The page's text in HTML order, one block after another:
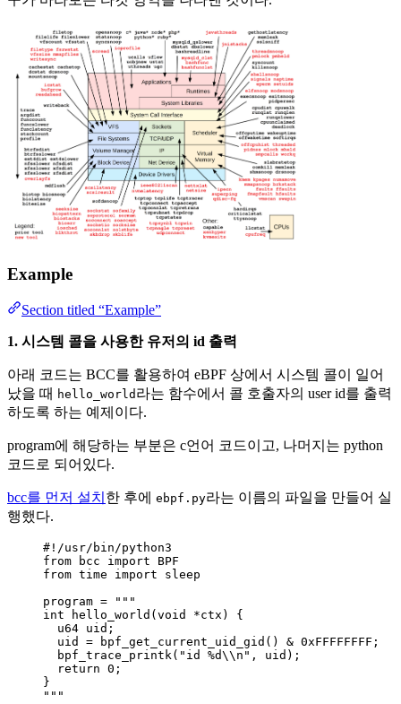
Example
Section titled “Example”
1. 시스템 콜을 사용한 유저의 id 출력
아래 코드는 BCC를 활용하여 eBPF 상에서 시스템 콜이 일어
났을 때 hello_world 라는 함수에서 콜 호출자의 user id를 출력
하도록 하는 예제이다.
program에 해당하는 부분은 c언어 코드이고, 나머지는 python
코드로 되어있다.
bcc를 먼저 설치 한 후에 ebpf.py라는 이름의 파일을 만들어 실
행했다.
#!/usr/bin/python3
from bcc import
BPF
from time import sleep
program =
"""
int hello_world(void *ctx) {
u64 uid;
uid = bpf_get_current_uid_gid() & 0xFFFFFFFF;
bpf_trace_printk("id %d\\ n", uid);
return 0;
}
"""